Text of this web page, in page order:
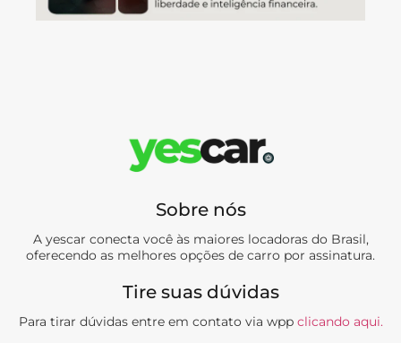
Sobre nós
A yescar conecta você às maiores locadoras do Brasil,
oferecendo as melhores opções de carro por assinatura.
Tire suas dúvidas
Para tirar dúvidas entre em contato via wpp clicando aqui.